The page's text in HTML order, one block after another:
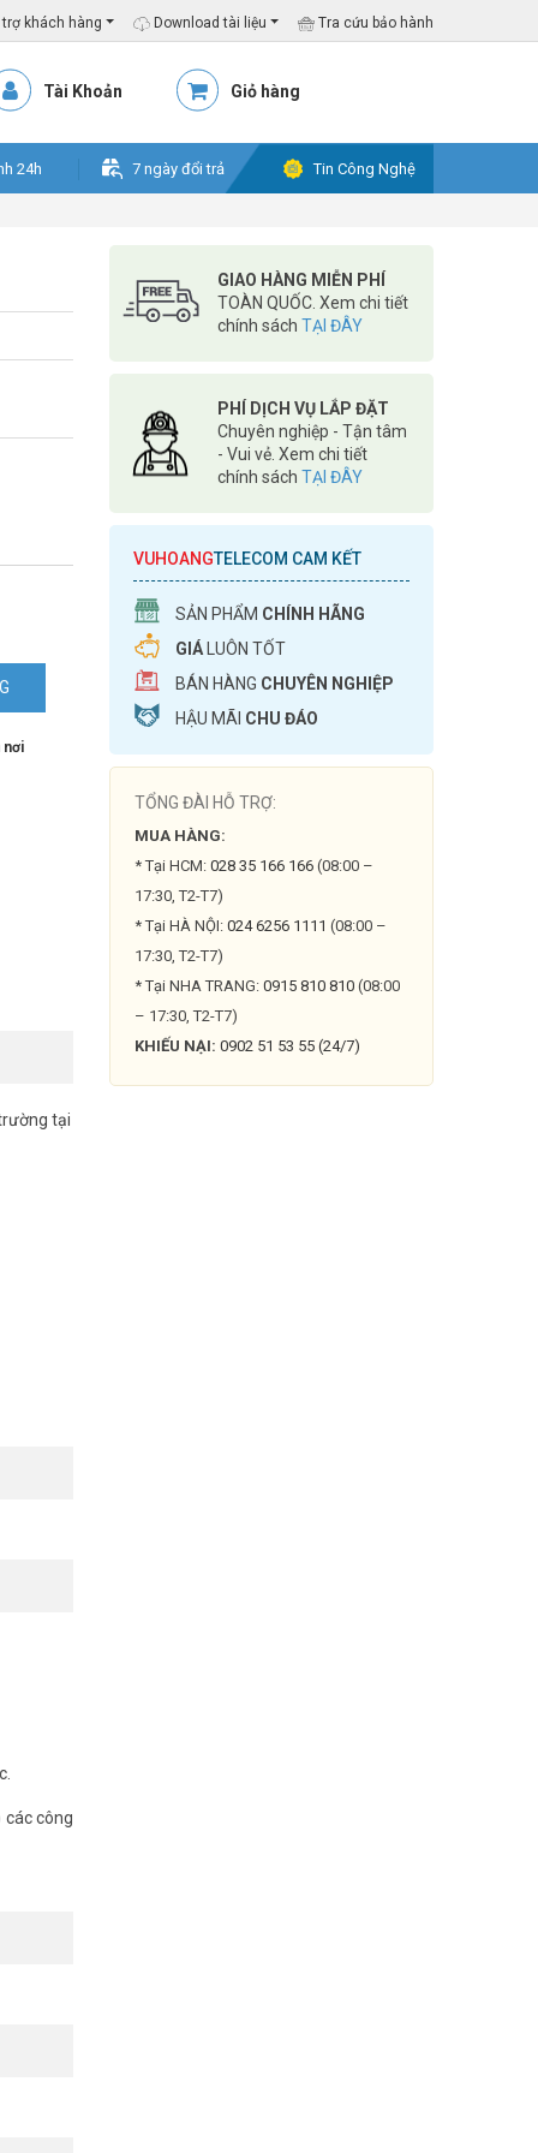
khách hàng Download tài liệu Tra cứu bảo hành
Tài Khoản Giỏ hàng
24h 7 ngày đổi trả Tin Công Nghệ
nơi
tại
các công
GIAO HÀNG MIỄN PHÍ
TOÀN QUỐC. Xem chi tiết
chính sách TẠI ĐÂY
PHÍ DỊCH VỤ LẮP ĐẶT
Chuyên nghiệp - Tận tâm
- Vui vẻ. Xem chi tiết
chính sách TẠI ĐÂY
VUHOANGTELECOM CAM KẾT
SẢN PHẨM CHÍNH HÃNG
GIÁ LUÔN TỐT
BÁN HÀNG CHUYÊN NGHIỆP
HẬU MÃI CHU ĐÁO
TỔNG ĐÀI HỖ TRỢ:
MUA HÀNG:
* Tại HCM: 028 35 166 166 (08:00 –
17:30, T2-T7)
* Tại HÀ NỘI: 024 6256 1111 (08:00 –
17:30, T2-T7)
* Tại NHA TRANG: 0915 810 810 (08:00
– 17:30, T2-T7)
KHIẾU NẠI: 0902 51 53 55 (24/7)